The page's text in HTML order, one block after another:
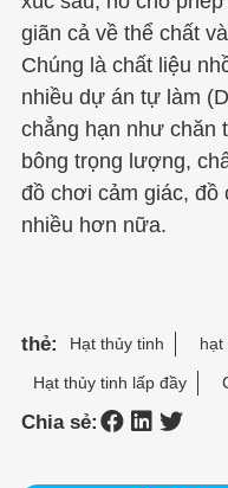
giãn cả về thể chất
Chúng là chất liệu
nhiều dự án tự làm
chẳng hạn như chăn
bông trọng lượng,
đồ chơi cảm giác, đồ
nhiều hơn nữa.
thẻ: Hạt thủy tinh hạt
Hạt thủy tinh lấp đầy
Chia sẻ: